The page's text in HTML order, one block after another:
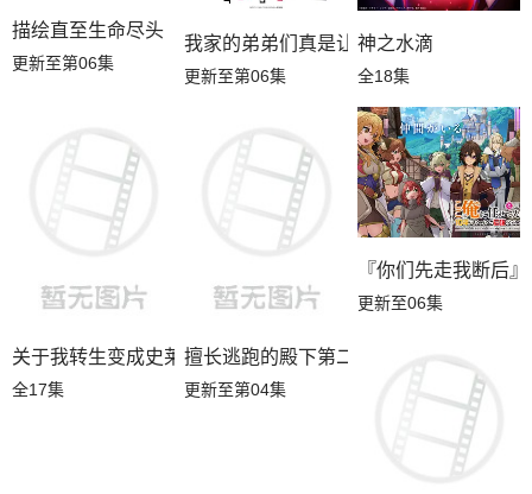
描绘直至生命尽头
更新至第06集
我家的弟弟们真是让您费心了
更新至第06集
神之水滴
全18集
关于我转生变成史莱姆这档事第四季
全17集
擅长逃跑的殿下第二季
更新至第04集
『你们先走我断后
更新至06集